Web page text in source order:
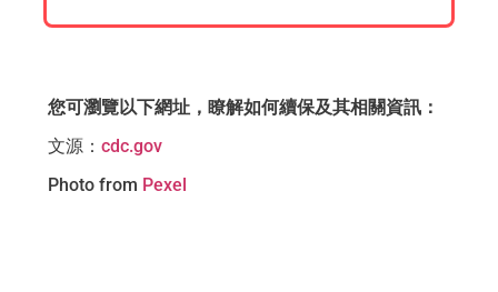
您可瀏覽以下網址，瞭解如何續保及其相關資訊：
文源： cdc.gov
Photo from Pexel